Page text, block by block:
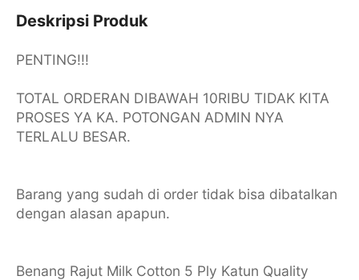
Deskripsi Produk
PENTING!!!
TOTAL ORDERAN DIBAWAH 10RIBU TIDAK KITA
PROSES YA KA. POTONGAN ADMIN NYA
TERLALU BESAR.
Barang yang sudah di order tidak bisa dibatalkan
dengan alasan apapun.
Benang Rajut Milk Cotton 5 Ply Katun Quality